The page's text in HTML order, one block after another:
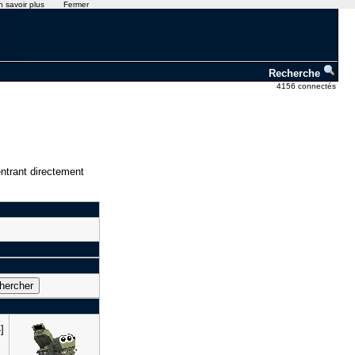
Recherche
4156 connectés
directement
savoir plus Fermer